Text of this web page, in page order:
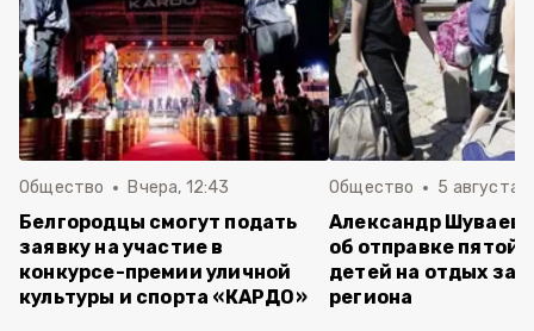
Общество Вчера, 12:43
Белгородцы смогут подать
заявку на участие в
конкурсе-премии уличной
культуры и спорта «КАРДО»
Общество 5 августа ,
Александр Шуваев
об отправке пятой
детей на отдых за
региона